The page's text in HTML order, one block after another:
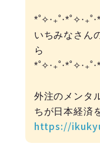
いちみなさん
ら
外注のメンタ
ちが日本経済
https://